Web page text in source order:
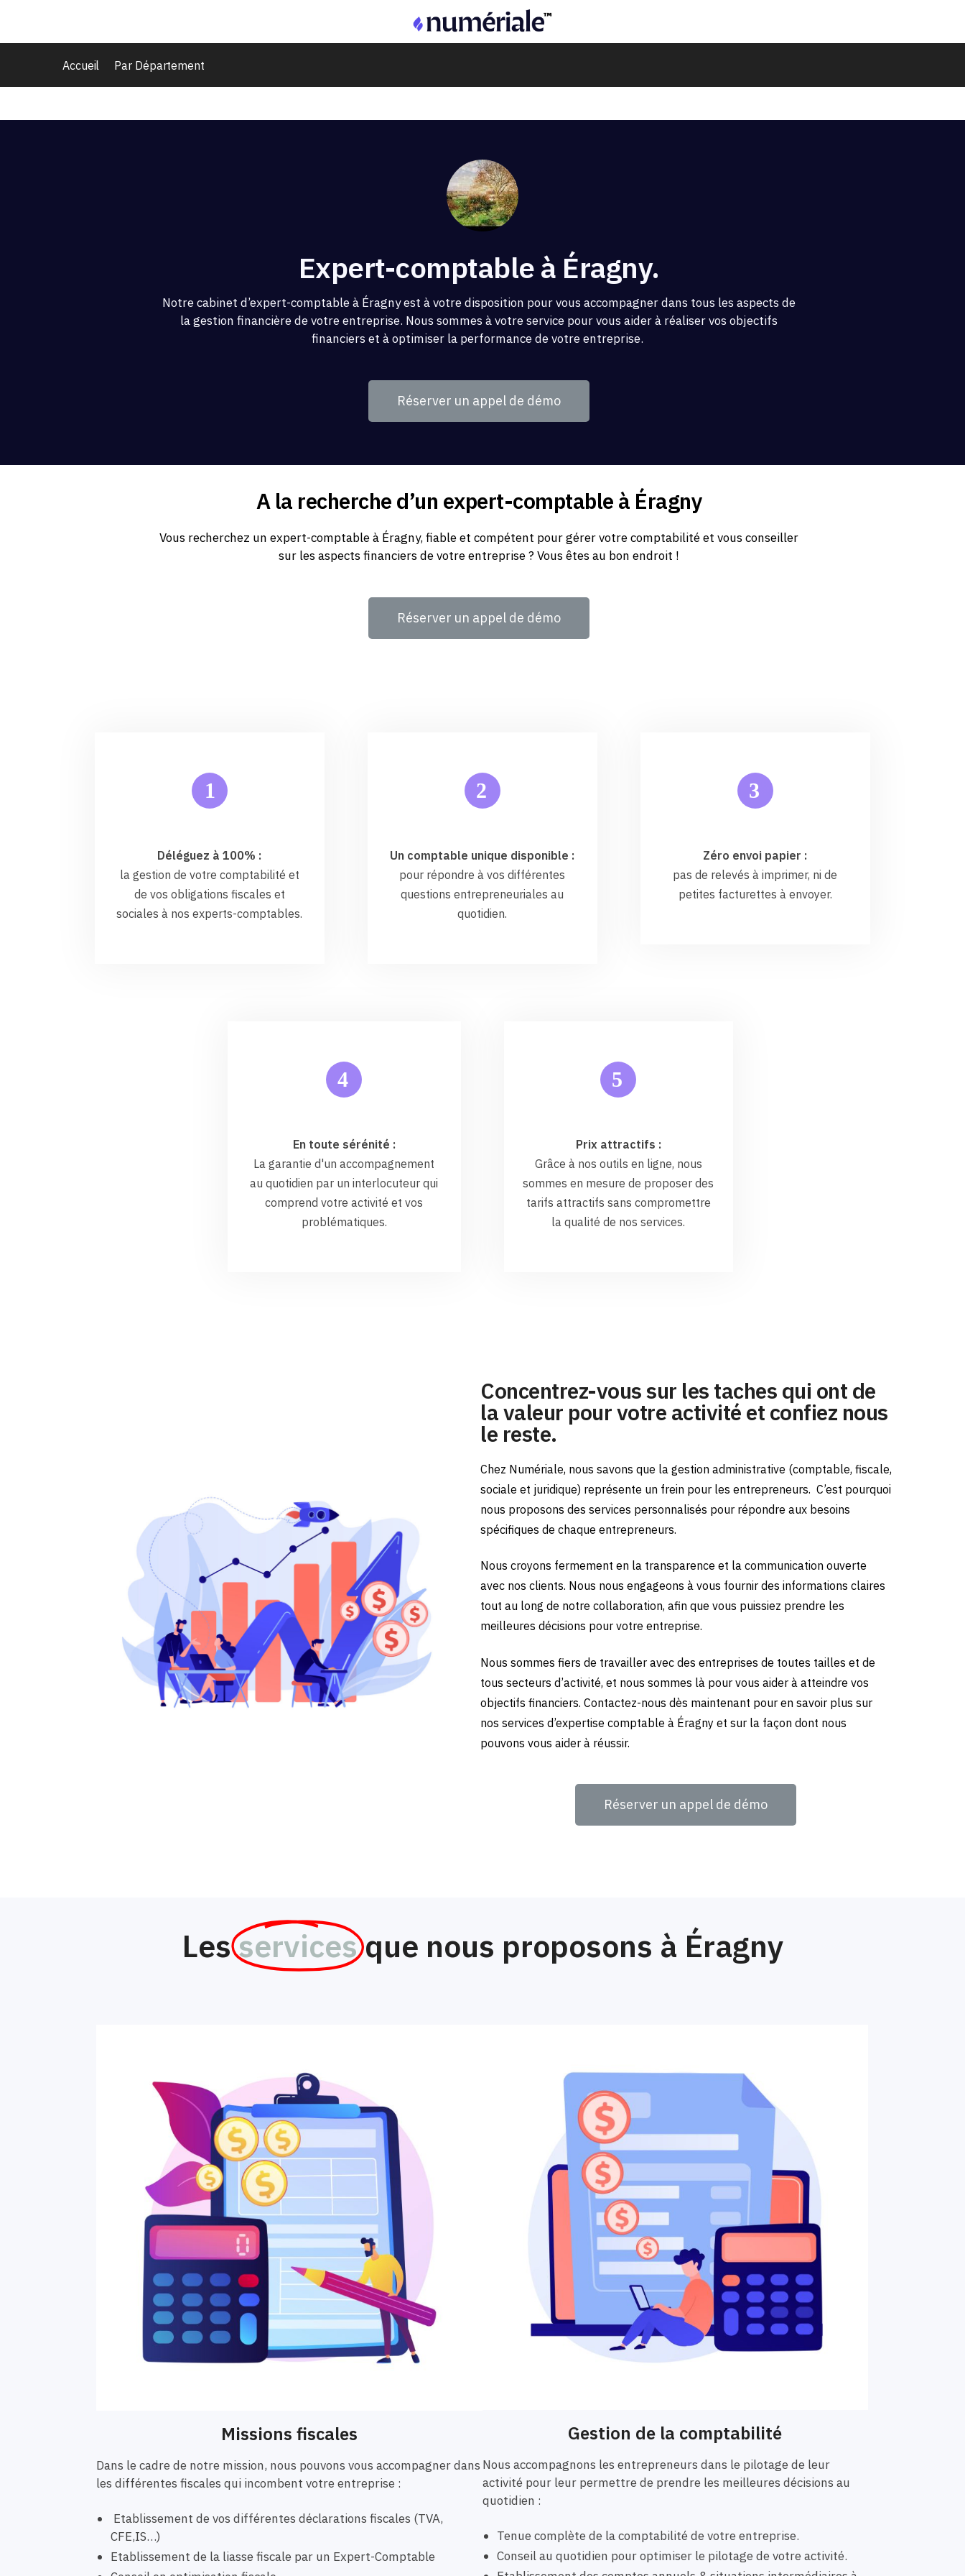
Accueil Par Département
Expert-comptable à Éragny.
Notre cabinet d’expert-comptable à Éragny est à votre disposition pour vous accompagner dans tous les aspects de
la gestion financière de votre entreprise. Nous sommes à votre service pour vous aider à réaliser vos objectifs
financiers et à optimiser la performance de votre entreprise.
Réserver un appel de démo
A la recherche d’un expert-comptable à Éragny
Vous recherchez un expert-comptable à Éragny, fiable et compétent pour gérer votre comptabilité et vous conseiller
sur les aspects financiers de votre entreprise ? Vous êtes au bon endroit !
Réserver un appel de démo
1
Déléguez à 100% :
la gestion de votre comptabilité et
de vos obligations fiscales et
sociales à nos experts-comptables.
2
Un comptable unique disponible :
pour répondre à vos différentes
questions entrepreneuriales au
quotidien.
3
Zéro envoi papier :
pas de relevés à imprimer, ni de
petites facturettes à envoyer.
4
En toute sérénité :
La garantie d'un accompagnement
au quotidien par un interlocuteur qui
comprend votre activité et vos
problématiques.
5
Prix attractifs :
Grâce à nos outils en ligne, nous
sommes en mesure de proposer des
tarifs attractifs sans compromettre
la qualité de nos services.
Concentrez-vous sur les taches qui ont de
la valeur pour votre activité et confiez nous
le reste.
Chez Numériale, nous savons que la gestion administrative (comptable, fiscale,
sociale et juridique) représente un frein pour les entrepreneurs. C’est pourquoi
nous proposons des services personnalisés pour répondre aux besoins
spécifiques de chaque entrepreneurs.
Nous croyons fermement en la transparence et la communication ouverte
avec nos clients. Nous nous engageons à vous fournir des informations claires
tout au long de notre collaboration, afin que vous puissiez prendre les
meilleures décisions pour votre entreprise.
Nous sommes fiers de travailler avec des entreprises de toutes tailles et de
tous secteurs d’activité, et nous sommes là pour vous aider à atteindre vos
objectifs financiers. Contactez-nous dès maintenant pour en savoir plus sur
nos services d’expertise comptable à Éragny et sur la façon dont nous
pouvons vous aider à réussir.
Réserver un appel de démo
Lesservices que nous proposons à Éragny
Missions fiscales
Dans le cadre de notre mission, nous pouvons vous accompagner dans
les différentes fiscales qui incombent votre entreprise :
Etablissement de vos différentes déclarations fiscales (TVA,
CFE,IS…)
Etablissement de la liasse fiscale par un Expert-Comptable
Gestion de la comptabilité
Nous accompagnons les entrepreneurs dans le pilotage de leur
activité pour leur permettre de prendre les meilleures décisions au
quotidien :
Tenue complète de la comptabilité de votre entreprise.
Conseil au quotidien pour optimiser le pilotage de votre activité.